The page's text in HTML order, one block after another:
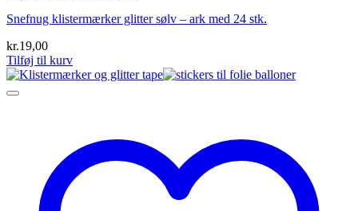
Snefnug klistermærker glitter sølv – ark med 24 stk.
kr.19,00
Tilføj til kurv